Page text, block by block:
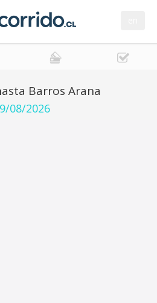
Barros Arana
08/2026